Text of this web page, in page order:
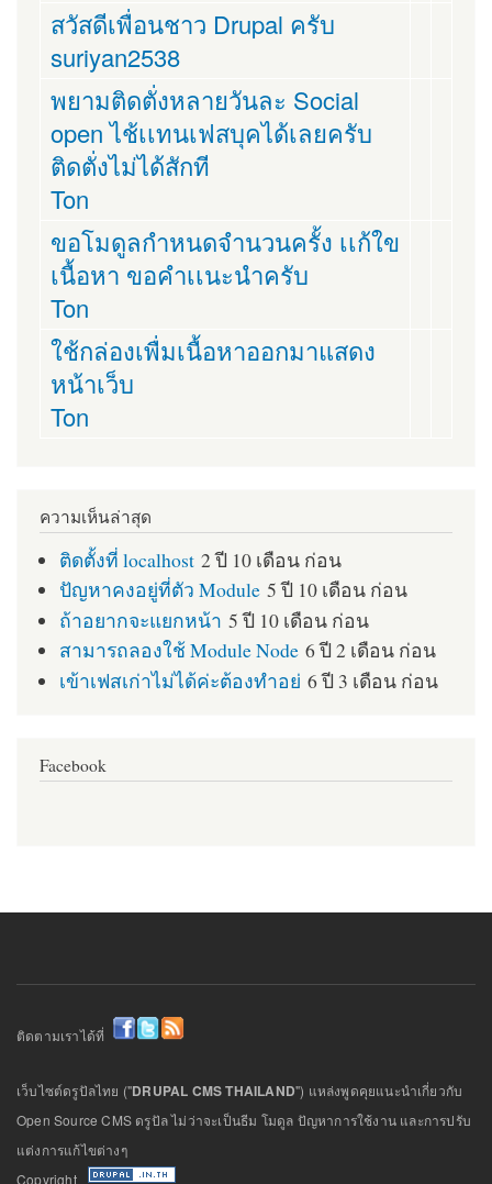
สวัสดีเพื่อนชาว Drupal ครับ
suriyan2538
พยามติดตั่งหลายวันละ Social
open ไช้เเทนเฟสบุคได้เลยครับ
ติดตั่งไม่ได้สักที
Ton
ขอโมดูลกำหนดจำนวนครั้ง เเก้ใข
เนื้อหา ขอคำเเนะนำครับ
Ton
ใช้กล่องเพื่มเนื้อหาออกมาแสดง
หน้าเว็บ
Ton
ความเห็นล่าสุด
ติดตั้งที่ localhost 2 ปี 10 เดือน ก่อน
ปัญหาคงอยู่ที่ตัว Module 5 ปี 10 เดือน ก่อน
ถ้าอยากจะแยกหน้า 5 ปี 10 เดือน ก่อน
สามารถลองใช้ Module Node 6 ปี 2 เดือน ก่อน
เข้าเฟสเก่าไม่ได้ค่ะต้องทำอย่ 6 ปี 3 เดือน ก่อน
Facebook
ติดตามเราได้ที่
เว็บไซต์ดรูปัลไทย ("DRUPAL CMS THAILAND") แหล่งพูดคุยแนะนำเกี่ยวกับ
Open Source CMS ดรูปัล ไม่ว่าจะเป็นธีม โมดูล ปัญหาการใช้งาน และการปรับ
แต่งการแก้ไขต่างๆ
Copyright